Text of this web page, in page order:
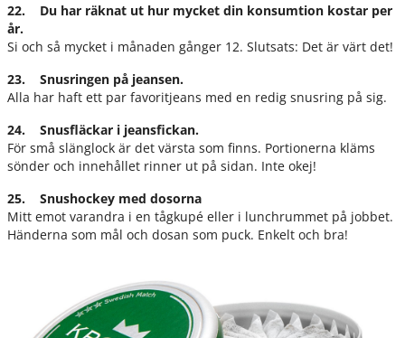
22. Du har räknat ut hur mycket din konsumtion kostar per
år.
Si och så mycket i månaden gånger 12. Slutsats: Det är värt det!
23. Snusringen på jeansen.
Alla har haft ett par favoritjeans med en redig snusring på sig.
24. Snusfläckar i jeansfickan.
För små slänglock är det värsta som finns. Portionerna kläms
sönder och innehållet rinner ut på sidan. Inte okej!
25. Snushockey med dosorna
Mitt emot varandra i en tågkupé eller i lunchrummet på jobbet.
Händerna som mål och dosan som puck. Enkelt och bra!